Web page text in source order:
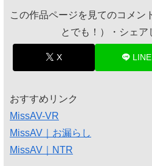
この作品ページを見てのコメン
とでも！）・シェア
X LINE
おすすめリンク
MissAV-VR
MissAV｜お漏らし
MissAV｜NTR